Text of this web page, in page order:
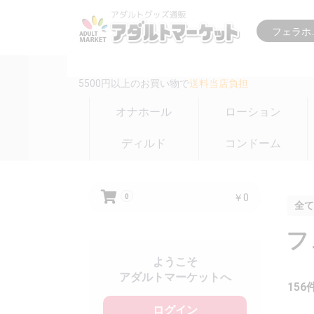
5500円以上のお買い物で送料当店負担
オナホール ローション
ディルド コンドーム
0 ￥0
ようこそ
アダルトマーケットへ
ログイン
全て
156